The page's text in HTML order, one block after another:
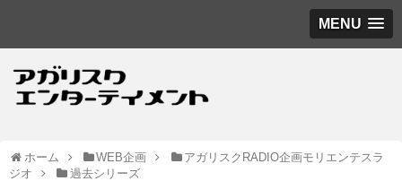
MENU
ホーム WEB企画
アガリスクRADIO企画モリエンテスラ
ジオ
過去シリーズ